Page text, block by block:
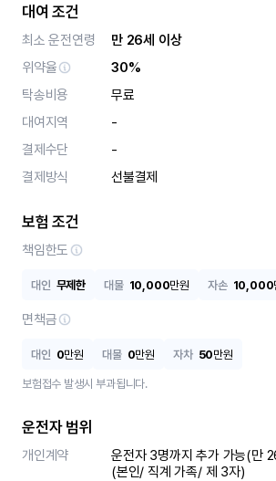
대여 조건
최소 운전연령
만 26세 이상
위약율
30%
탁송비용
무료
대여지역
-
결제수단
-
결제방식
선불결제
보험 조건
책임한도
대인 무제한 대물 10,000만원 자손 10,000
면책금
대인 0만원 대물 0만원 자차 50만원
보험접수 발생시 부과됩니다.
운전자 범위
개인계약
운전자 3명까지 추가 가능(만
(본인/ 직계 가족/ 제 3자)